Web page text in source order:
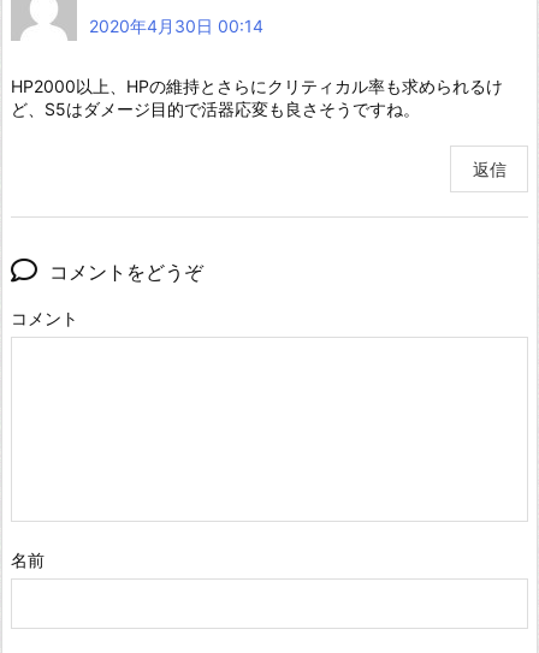
2020年4月30日 00:14
HP2000以上、HPの維持とさらにクリティカル率も求められるけ
ど、S5はダメージ目的で活器応変も良さそうですね。
返信
コメントをどうぞ
コメント
名前